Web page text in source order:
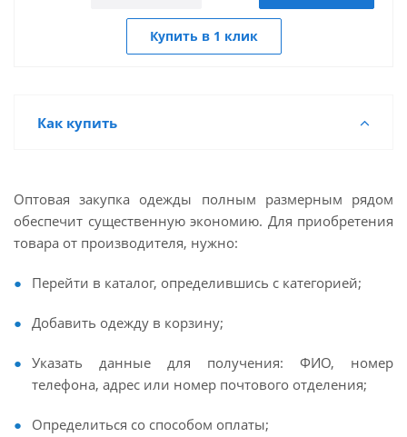
Купить в 1 клик
Как купить
Оптовая закупка одежды полным размерным рядом
обеспечит существенную экономию. Для приобретения
товара от производителя, нужно:
Перейти в каталог, определившись с категорией;
Добавить одежду в корзину;
Указать данные для получения: ФИО, номер
телефона, адрес или номер почтового отделения;
Определиться со способом оплаты;